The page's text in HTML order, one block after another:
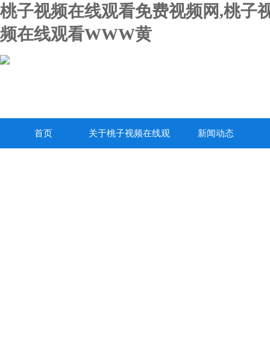
桃子视频在线观看免费视频网,桃子
频在线观看WWW黄
首页 关于桃子视频在线观 新闻动态